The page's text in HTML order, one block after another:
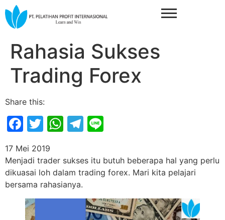
Rahasia Sukses
Trading Forex
Share this:
Facebook
Twitter
WhatsApp
Telegram
17 Mei 2019
Menjadi trader sukses itu butuh beberapa hal yang perlu
dikuasai loh dalam trading forex. Mari kita pelajari
bersama rahasianya.